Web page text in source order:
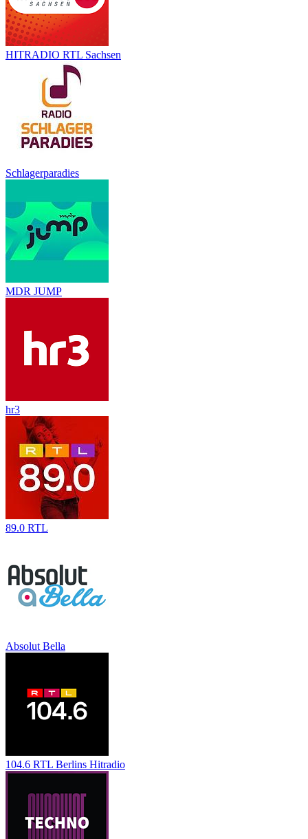
HITRADIO RTL Sachsen
Schlagerparadies
MDR JUMP
hr3
89.0 RTL
Absolut Bella
104.6 RTL Berlins Hitradio